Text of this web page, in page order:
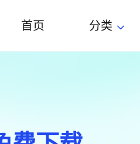
首页 分类